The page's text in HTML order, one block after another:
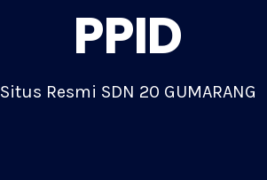
PPID
Situs Resmi SDN 20 GUMARANG